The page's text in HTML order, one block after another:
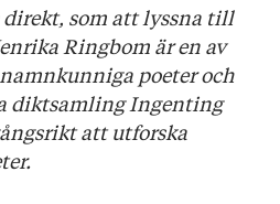
som att lyssna till
Ringbom är en av
poeter och
diktsamling Ingenting
att utforska